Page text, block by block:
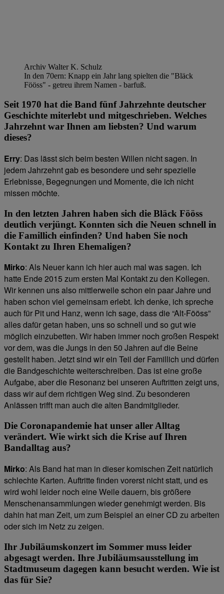
Archiv Walter K. Schulz
In den 70ern: Knapp ein Jahr lang spielten die "Bläck
Fööss" - getreu ihrem Namen - barfuß.
Seit 1970 hat die Band fünf Jahrzehnte deutscher
Geschichte miterlebt und mitgeschrieben. Welches
Jahrzehnt war Ihnen am liebsten? Und warum
dieses?
Erry: Das lässt sich beim besten Willen nicht sagen. In
jedem Jahrzehnt gab es besondere und sehr spezielle
Erlebnisse, Begegnungen und Momente, die ich nicht
missen möchte.
In den letzten Jahren haben sich die Bläck Fööss
deutlich verjüngt. Konnten sich die Neuen schnell in
die Famillich einfinden? Und haben Sie noch
Kontakt zu Ihren Ehemaligen?
Mirko: Als Neuer kann ich hier auch mal was sagen. Ich
hatte Ende 2015 zum ersten Mal Kontakt zu den Kollegen.
Wir kennen uns also mittlerweile schon ein paar Jahre und
haben schon viel gemeinsam erlebt. Ich denke, ich spreche
auch für Pit und Hanz, wenn ich sage, dass die “Alt-Fööss”
alles dafür getan haben, uns so schnell und so gut wie
möglich einzubetten. Wir haben immer noch großen Respekt
vor dem, was die Jungs in den 50 Jahren auf die Beine
gestellt haben. Jetzt sind wir ein Teil der Famillich und dürfen
die Bandgeschichte weiterschreiben. Das ist eine große
Aufgabe, aber die Resonanz bei unseren Auftritten zeigt uns,
dass wir auf dem richtigen Weg sind. Zu besonderen
Anlässen trifft man auch die alten Bandmitglieder.
Die Coronapandemie hat unser aller Alltag
verändert. Wie wirkt sich die Krise auf Ihren
Bandalltag aus?
Mirko: Als Band hat man in dieser komischen Zeit natürlich
schlechte Karten. Auftritte finden vorerst nicht statt, und es
wird wohl leider noch eine Weile dauern, bis größere
Menschenansammlungen wieder genehmigt werden. Bis
dahin hat man Zeit, um zum Beispiel an einer CD zu arbeiten
oder sich im Netz zu zeigen.
Ihr Jubiläumskonzert im Sommer muss leider
abgesagt werden. Ihre Jubiläumsausstellung im
Stadtmuseum dagegen kann besucht werden. Wie ist
das für Sie?